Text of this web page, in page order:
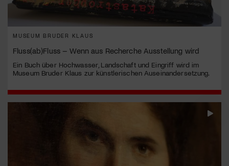
MUSEUM BRUDER KLAUS
Fluss(ab)Fluss – Wenn aus Recherche Ausstellung wird
Ein Buch über Hochwasser, Landschaft und Eingriff wird im
Museum Bruder Klaus zur künstlerischen Auseinandersetzung.